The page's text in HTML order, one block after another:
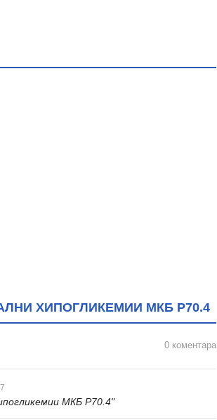
ХИПОГЛИКЕМИИ МКБ P70.4
0 коментара
МКБ P70.4"